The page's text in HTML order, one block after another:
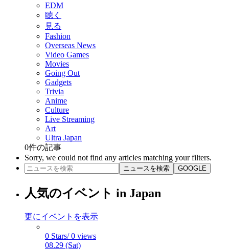
EDM
聴く
見る
Fashion
Overseas News
Video Games
Movies
Going Out
Gadgets
Trivia
Anime
Culture
Live Streaming
Art
Ultra Japan
0件の記事
Sorry, we could not find any articles matching your filters.
ニュースを検索 GOOGLE
人気のイベント in Japan
更にイベントを表示
0 Stars/ 0 views
08.29 (Sat)